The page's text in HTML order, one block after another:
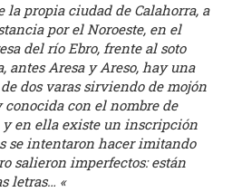
la propia ciudad de Calahorra, a
por el Noroeste, en el
del río Ebro, frente al soto
antes Aresa y Areso, hay una
dos varas sirviendo de mojón
con el nombre de
y en ella existe un inscripción
se intentaron hacer imitando
salieron imperfectos: están
letras… «